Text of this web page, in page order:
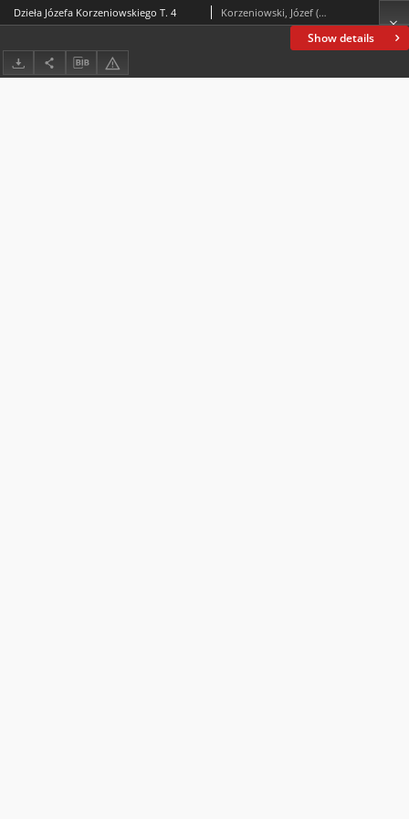
Show details
Dzieła Józefa Korzeniowskiego T. 4 Korzeniowski, Józef (1797-1863)